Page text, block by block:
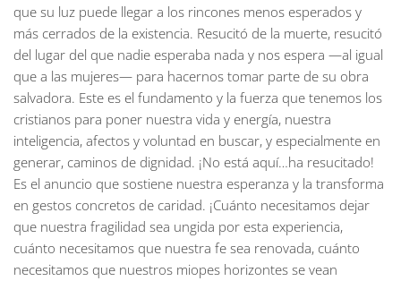
que su luz puede llegar a los rincones menos esperados y
más cerrados de la existencia. Resucitó de la muerte, resucitó
del lugar del que nadie esperaba nada y nos espera —al igual
que a las mujeres— para hacernos tomar parte de su obra
salvadora. Este es el fundamento y la fuerza que tenemos los
cristianos para poner nuestra vida y energía, nuestra
inteligencia, afectos y voluntad en buscar, y especialmente en
generar, caminos de dignidad. ¡No está aquí…ha resucitado!
Es el anuncio que sostiene nuestra esperanza y la transforma
en gestos concretos de caridad. ¡Cuánto necesitamos dejar
que nuestra fragilidad sea ungida por esta experiencia,
cuánto necesitamos que nuestra fe sea renovada, cuánto
necesitamos que nuestros miopes horizontes se vean